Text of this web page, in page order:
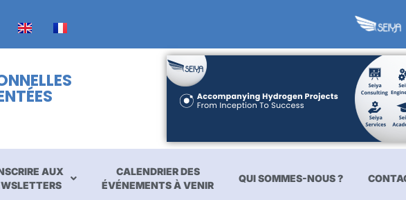
AUX
CALENDRIER DES
ÉVÉNEMENTS À VENIR
QUI SOMMES-NOUS ?